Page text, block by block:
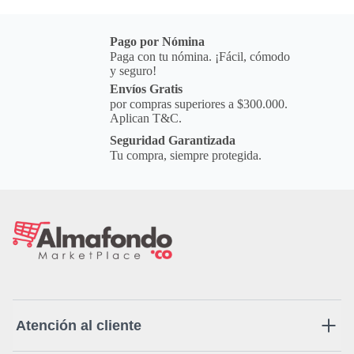
Pago por Nómina
Paga con tu nómina. ¡Fácil, cómodo
y seguro!
Envíos Gratis
por compras superiores a $300.000.
Aplican T&C.
Seguridad Garantizada
Tu compra, siempre protegida.
Atención al cliente